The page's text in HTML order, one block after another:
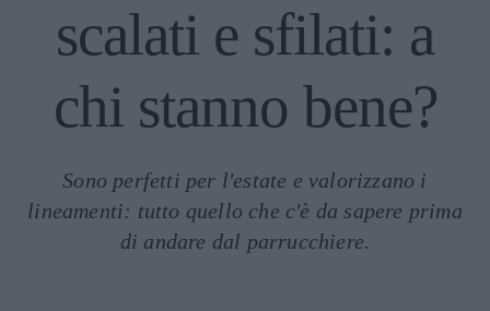
scalati e sfilati: a
chi stanno bene?
Sono perfetti per l'estate e valorizzano i
lineamenti: tutto quello che c'è da sapere prima
di andare dal parrucchiere.